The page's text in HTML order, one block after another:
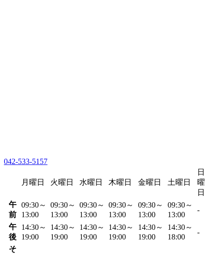
042-533-5157
月曜日 火曜日 水曜日 木曜日 金曜日 土曜日
日
曜
日
午
前
09:30～
13:00
09:30～
13:00
09:30～
13:00
09:30～
13:00
09:30～
13:00
09:30～
13:00
-
午
後
14:30～
19:00
14:30～
19:00
14:30～
19:00
14:30～
19:00
14:30～
19:00
14:30～
18:00
-
そ